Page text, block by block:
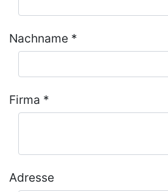
Nachname *
Firma *
Adresse